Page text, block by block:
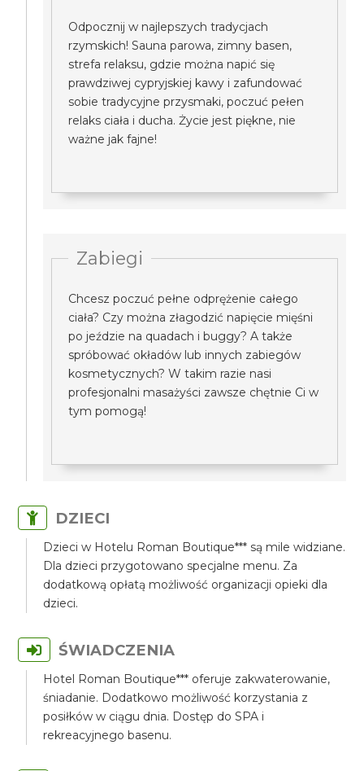
Odpocznij w najlepszych tradycjach
rzymskich! Sauna parowa, zimny basen,
strefa relaksu, gdzie można napić się
prawdziwej cypryjskiej kawy i zafundować
sobie tradycyjne przysmaki, poczuć pełen
relaks ciała i ducha. Życie jest piękne, nie
ważne jak fajne!
Zabiegi
Chcesz poczuć pełne odprężenie całego
ciała? Czy można złagodzić napięcie mięśni
po jeździe na quadach i buggy? A także
spróbować okładów lub innych zabiegów
kosmetycznych? W takim razie nasi
profesjonalni masażyści zawsze chętnie Ci w
tym pomogą!
DZIECI
Dzieci w Hotelu Roman Boutique*** są mile widziane.
Dla dzieci przygotowano specjalne menu. Za
dodatkową opłatą możliwość organizacji opieki dla
dzieci.
ŚWIADCZENIA
Hotel Roman Boutique*** oferuje zakwaterowanie,
śniadanie. Dodatkowo możliwość korzystania z
posiłków w ciągu dnia. Dostęp do SPA i
rekreacyjnego basenu.